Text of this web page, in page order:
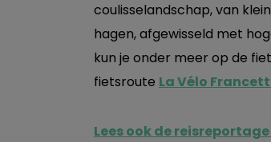
coulisselandschap, van
hagen, afgewisseld met
kun je onder meer op de
fietsroute La Vélo
Lees ook de